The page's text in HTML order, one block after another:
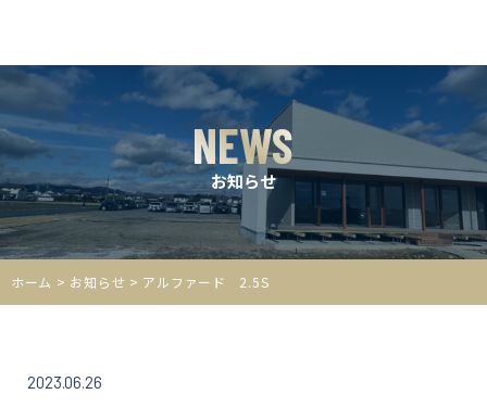
NEWS
お知らせ
ホーム > お知らせ > アルファード 2.5S
2023.06.26